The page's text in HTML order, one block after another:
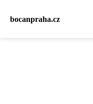
bocanpraha.cz